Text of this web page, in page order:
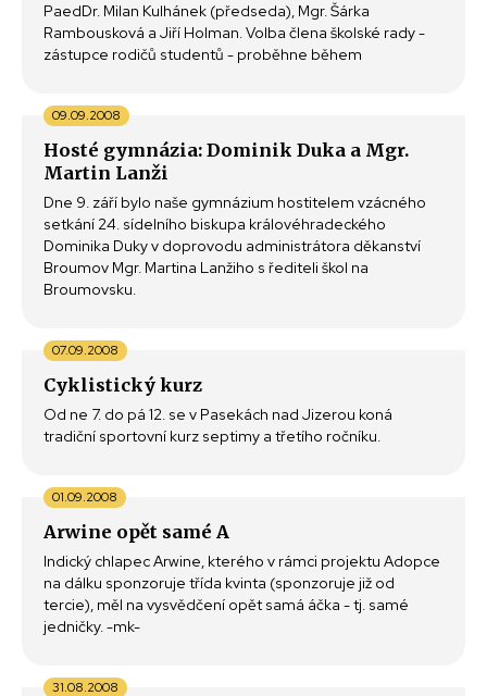
PaedDr. Milan Kulhánek (předseda), Mgr. Šárka
Rambousková a Jiří Holman. Volba člena školské rady -
zástupce rodičů studentů - proběhne během
Hosté gymnázia: Dominik Duka a Mgr.
Martin Lanži
09.09.2008
Dne 9. září bylo naše gymnázium hostitelem vzácného
setkání 24. sídelního biskupa královéhradeckého
Dominika Duky v doprovodu administrátora děkanství
Broumov Mgr. Martina Lanžiho s řediteli škol na
Broumovsku.
Cyklistický kurz
07.09.2008
Od ne 7. do pá 12. se v Pasekách nad Jizerou koná
tradiční sportovní kurz septimy a třetího ročníku.
Arwine opět samé A
01.09.2008
Indický chlapec Arwine, kterého v rámci projektu Adopce
na dálku sponzoruje třída kvinta (sponzoruje již od
tercie), měl na vysvědčení opět samá áčka - tj. samé
jedničky. -mk-
31.08.2008